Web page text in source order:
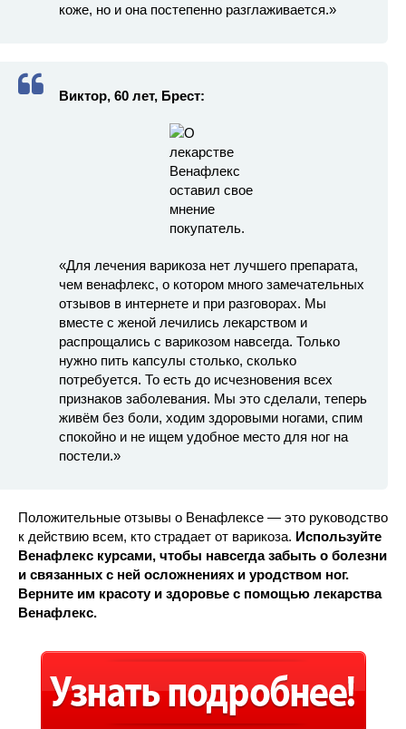
коже, но и она постепенно разглаживается.»
Виктор, 60 лет, Брест:
«Для лечения варикоза нет лучшего препарата,
чем венафлекс, о котором много замечательных
отзывов в интернете и при разговорах. Мы
вместе с женой лечились лекарством и
распрощались с варикозом навсегда. Только
нужно пить капсулы столько, сколько
потребуется. То есть до исчезновения всех
признаков заболевания. Мы это сделали, теперь
живём без боли, ходим здоровыми ногами, спим
спокойно и не ищем удобное место для ног на
постели.»
Положительные отзывы о Венафлексе — это руководство
к действию всем, кто страдает от варикоза. Используйте
Венафлекс курсами, чтобы навсегда забыть о болезни
и связанных с ней осложнениях и уродством ног.
Верните им красоту и здоровье с помощью лекарства
Венафлекс.